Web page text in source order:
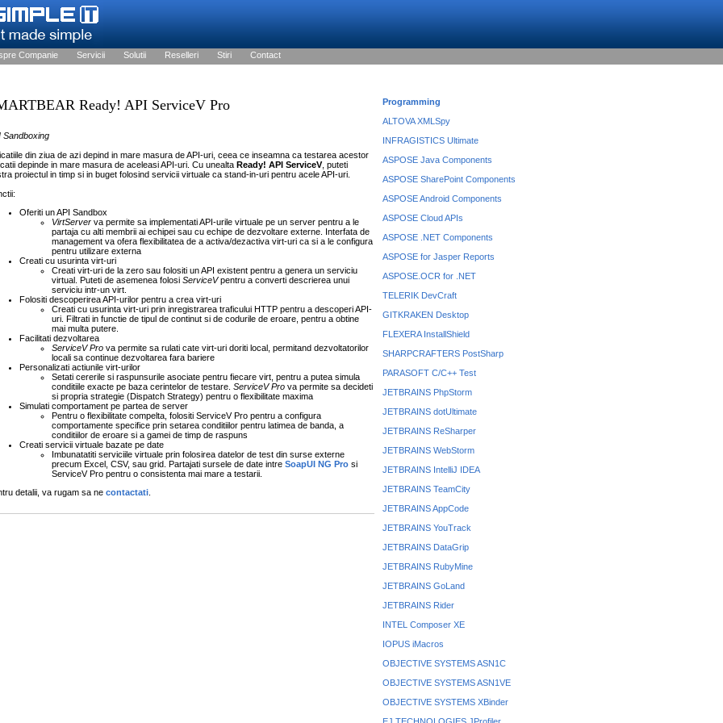
Companie Servicii Solutii Reselleri Stiri Contact
Ready! API ServiceV Pro
Sandboxing
din ziua de azi depind in mare masura de API-uri, ceea ce inseamna ca testarea acestor
depinde in mare masura de aceleasi API-uri. Cu unealta Ready! API ServiceV, puteti
proiectul in timp si in buget folosind servicii virtuale ca stand-in-uri pentru acele API-uri.
Oferiti un API Sandbox
VirtServer va permite sa implementati API-urile virtuale pe un server pentru a le
partaja cu alti membrii ai echipei sau cu echipe de dezvoltare externe. Interfata de
management va ofera flexibilitatea de a activa/dezactiva virt-uri ca si a le configura
pentru utilizare externa
Creati cu usurinta virt-uri
Creati virt-uri de la zero sau folositi un API existent pentru a genera un serviciu
virtual. Puteti de asemenea folosi ServiceVpentru a converti descrierea unui
serviciu intr-un virt.
Folositi descoperirea API-urilor pentru a crea virt-uri
Creati cu usurinta virt-uri prin inregistrarea traficului HTTP pentru a descoperi API-
uri. Filtrati in functie de tipul de continut si de codurile de eroare, pentru a obtine
mai multa putere.
Facilitati dezvoltarea
ServiceV Pro va permite sa rulati cate virt-uri doriti local, permitand dezvoltatorilor
locali sa continue dezvoltarea fara bariere
Personalizati actiunile virt-urilor
Setati cererile si raspunsurile asociate pentru fiecare virt, pentru a putea simula
conditiile exacte pe baza cerintelor de testare. ServiceV Pro va permite sa decideti
si propria strategie (Dispatch Strategy) pentru o flexibilitate maxima
Simulati comportament pe partea de server
Pentru o flexibilitate compelta, folositi ServiceV Pro pentru a configura
comportamente specifice prin setarea conditiilor pentru latimea de banda, a
conditiilor de eroare si a gamei de timp de raspuns
Creati servicii virtuale bazate pe date
Imbunatatiti serviciile virtuale prin folosirea datelor de test din surse externe
precum Excel, CSV, sau grid. Partajati sursele de date intre SoapUI NG Pro si
ServiceV Pro pentru o consistenta mai mare a testarii.
detalii, va rugam sa ne contactati
Programming
ALTOVA XMLSpy
INFRAGISTICS Ultimate
ASPOSE Java Components
ASPOSE SharePoint Components
ASPOSE Android Components
ASPOSE Cloud APIs
ASPOSE .NET Components
ASPOSE for Jasper Reports
ASPOSE.OCR for .NET
TELERIK DevCraft
GITKRAKEN Desktop
FLEXERA InstallShield
SHARPCRAFTERS PostSharp
PARASOFT C/C++ Test
JETBRAINS PhpStorm
JETBRAINS dotUltimate
JETBRAINS ReSharper
JETBRAINS WebStorm
JETBRAINS IntelliJ IDEA
JETBRAINS TeamCity
JETBRAINS AppCode
JETBRAINS YouTrack
JETBRAINS DataGrip
JETBRAINS RubyMine
JETBRAINS GoLand
JETBRAINS Rider
INTEL Composer XE
IOPUS iMacros
OBJECTIVE SYSTEMS ASN1C
OBJECTIVE SYSTEMS ASN1VE
OBJECTIVE SYSTEMS XBinder